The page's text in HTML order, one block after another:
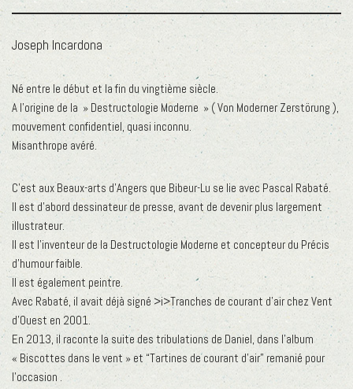
Joseph Incardona
Né entre le début et la fin du vingtième siècle.
A l’origine de la » Destructologie Moderne » ( Von Moderner Zerstörung ),
mouvement confidentiel, quasi inconnu.
Misanthrope avéré.
C’est aux Beaux-arts d’Angers que Bibeur-Lu se lie avec Pascal Rabaté.
Il est d’abord dessinateur de presse, avant de devenir plus largement
illustrateur.
Il est l’inventeur de la Destructologie Moderne et concepteur du Précis
d’humour faible.
Il est également peintre.
Avec Rabaté, il avait déjà signé >i>Tranches de courant d’air chez Vent
d’Ouest en 2001.
En 2013, il raconte la suite des tribulations de Daniel, dans l’album
« Biscottes dans le vent » et “Tartines de courant d’air” remanié pour
l’occasion .